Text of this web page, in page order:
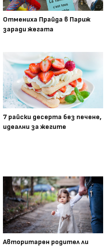
Отмениха Прайда в Париж
заради жегата
7 райски десерта без печене,
идеални за жегите
Авторитарен родител ли